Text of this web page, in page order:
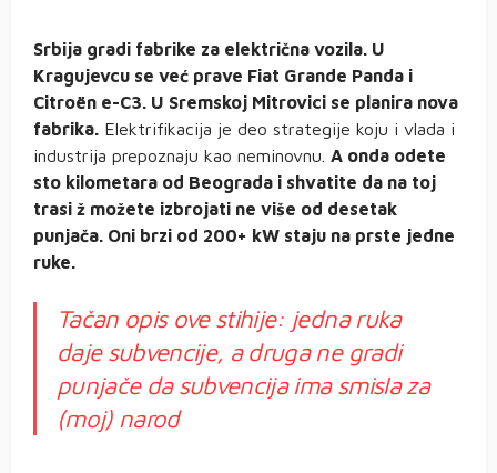
Srbija gradi fabrike za električna vozila. U
Kragujevcu se već prave Fiat Grande Panda i
Citroën e-C3. U Sremskoj Mitrovici se planira nova
fabrika. Elektrifikacija je deo strategije koju i vlada i
industrija prepoznaju kao neminovnu. A onda odete
sto kilometara od Beograda i shvatite da na toj
trasi ž možete izbrojati ne više od desetak
punjača. Oni brzi od 200+ kW staju na prste jedne
ruke.
Tačan opis ove stihije: jedna ruka
daje subvencije, a druga ne gradi
punjače da subvencija ima smisla za
(moj) narod